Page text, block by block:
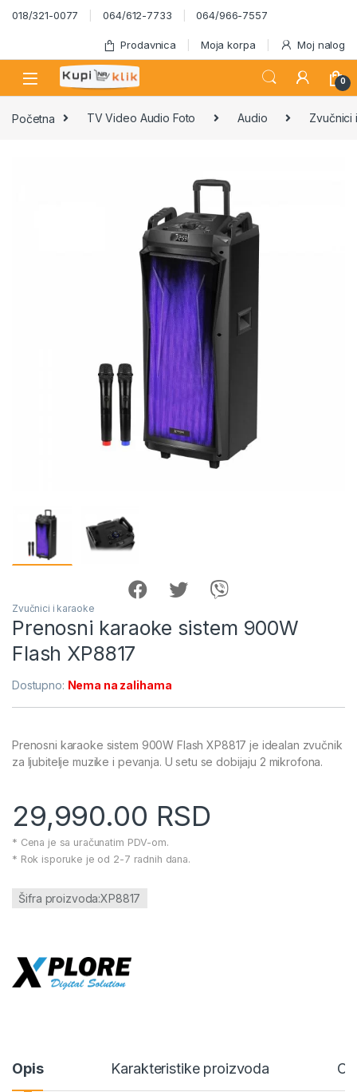
Skip to navigation
Skip to content
018/321-0077 064/612-7733 064/966-7557
Prodavnica Moja korpa Moj nalog
0
Početna TV Video Audio Foto Audio Zvučnici
Zvučnici i karaoke
Prenosni karaoke sistem 900W
Flash XP8817
Dostupno: Nema na zalihama
Prenosni karaoke sistem 900W Flash XP8817 je idealan zvučnik
za ljubitelje muzike i pevanja. U setu se dobijaju 2 mikrofona.
29,990.00 RSD
* Cena je sa uračunatim PDV-om.
* Rok isporuke je od 2-7 radnih dana.
Šifra proizvoda:XP8817
Opis Karakteristike proizvoda